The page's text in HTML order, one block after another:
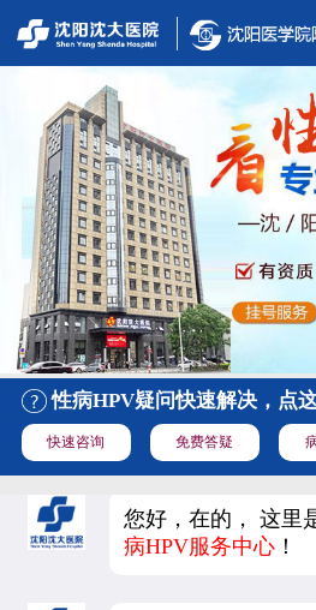
性病HPV疑问快速解决，点
快速咨询 免费答疑
您好，在的， 这里
病HPV服务中心 ！